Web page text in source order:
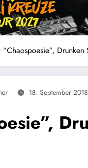
“Chaospoesie”,
18. September 2018